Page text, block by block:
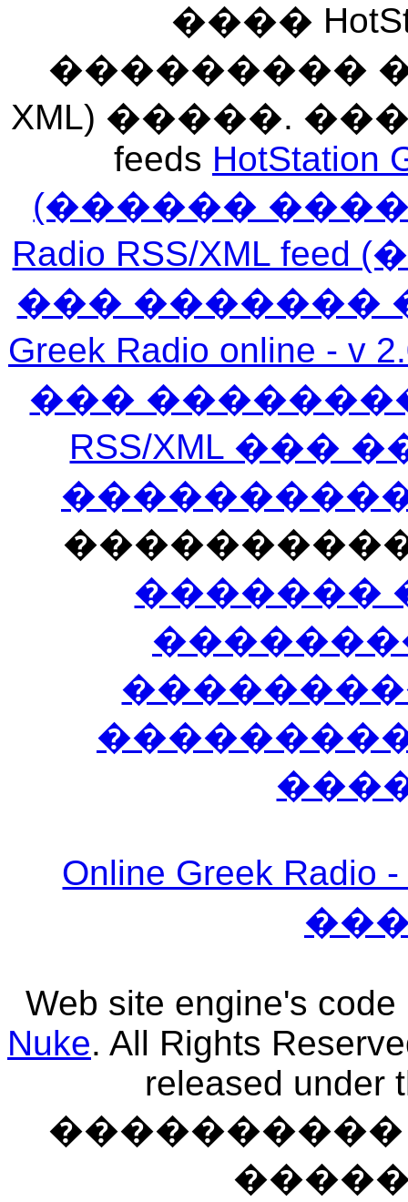
����
��������� ���
XML) �����.
feeds HotStation
(������
Radio RSS/XML
��� �������
Greek Radio
���
RSS/XML
�������
Online Greek
Web site engine's
Nuke. All Rights
released under
����������